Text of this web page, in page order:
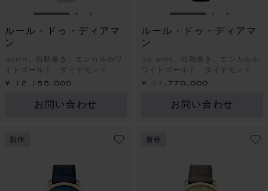
スライドに移動 1スライドに移動 3
ルール・ドゥ・ディアマ
ン
30MM、自動巻き、エシカルホワ
イトゴールド、ダイヤモンド
¥ 12,155,000
お問い合わせ
スライドに移動 1
ルール・ドゥ・ディアマ
ン
30.5MM、自動巻き、エシカルホ
ワイトゴールド、ダイヤモンド
¥ 11,770,000
お問い合わせ
新作 新作